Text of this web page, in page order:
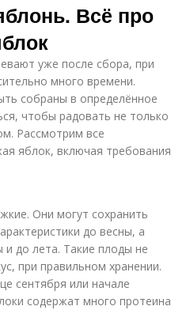
Всё про
уже после сбора, при
много времени.
собраны в определённое
чтобы радовать не только
Рассмотрим все
яблок, включая требования
Они могут сохранить
до весны, а
до лета. Такие плоды не
при правильном хранении.
сентября или начале
содержат много протеина